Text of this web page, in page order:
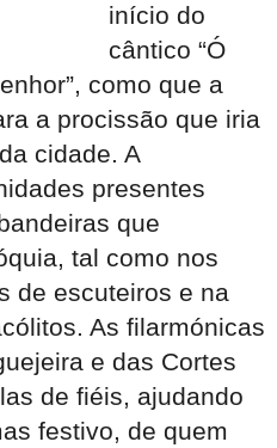
início do
cântico “Ó
como que a
a procissão que iria
cidade. A
presentes
que
tal como nos
de escuteiros e na
As filarmónicas
e das Cortes
de fiéis, ajudando
festivo, de quem